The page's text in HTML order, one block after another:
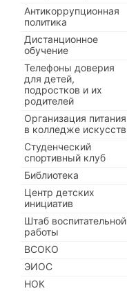
Антикоррупционная
политика
Дистанционное
обучение
Телефоны доверия
для детей,
подростков и их
родителей
Организация питания
в колледже искусств
Студенческий
спортивный клуб
Библиотека
Центр детских
инициатив
Штаб воспитательной
работы
ВСОКО
ЭИОС
НОК